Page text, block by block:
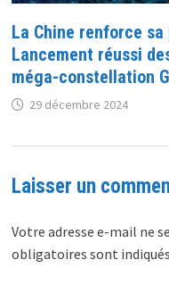
La Chine renforce sa
Lancement réussi
méga-constellation
29 décembre 2024
Laisser un
Votre adresse e-mail ne
obligatoires sont